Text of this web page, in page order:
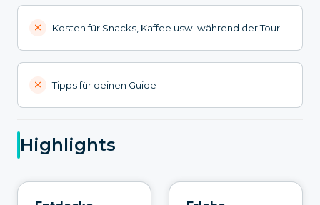
Kosten für Snacks, Kaffee usw. während der Tour
Tipps für deinen Guide
Highlights